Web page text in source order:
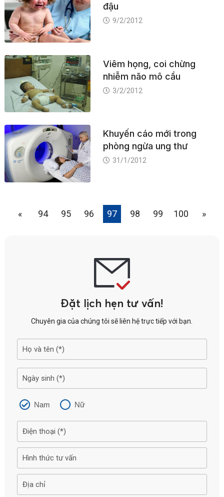
đậu
9/2/2012
Viêm họng, coi chừng
nhiễm não mô cầu
3/2/2012
Khuyến cáo mới trong
phòng ngừa ung thư
31/1/2012
« 94 95 96 97 98 99 100 »
Đặt lịch hẹn tư vấn!
Chuyên gia của chúng tôi sẽ liên hệ trực tiếp với bạn.
Nam Nữ